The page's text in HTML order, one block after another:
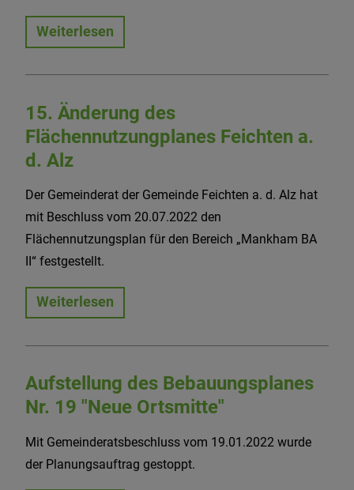
Weiterlesen
15. Änderung des
Flächennutzungplanes Feichten a.
d. Alz
Der Gemeinderat der Gemeinde Feichten a. d. Alz hat
mit Beschluss vom 20.07.2022 den
Flächennutzungsplan für den Bereich „Mankham BA
II“ festgestellt.
Weiterlesen
Aufstellung des Bebauungsplanes
Nr. 19 "Neue Ortsmitte"
Mit Gemeinderatsbeschluss vom 19.01.2022 wurde
der Planungsauftrag gestoppt.